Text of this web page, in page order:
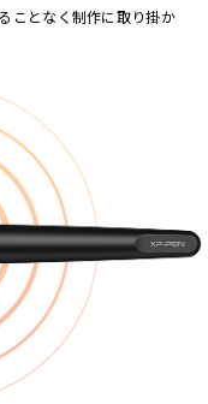
ことなく制作に取り掛か